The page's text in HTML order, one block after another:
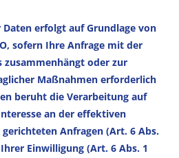
erfolgt auf Grundlage von
sofern Ihre Anfrage mit der
zusammenhängt oder zur
Maßnahmen erforderlich
beruht die Verarbeitung auf
an der effektiven
Anfragen (Art. 6 Abs.
Einwilligung (Art. 6 Abs. 1